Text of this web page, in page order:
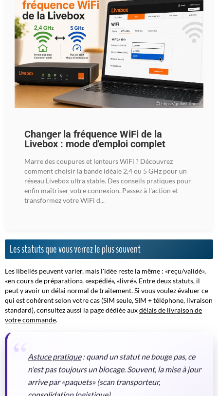
Changer la fréquence WiFi de la
Livebox : mode d'emploi complet
Marre des coupures et lenteurs WiFi ? Découvrez
comment choisir la bande idéale 2,4 ou 5 GHz pour un
réseau Livebox ultra stable. Des conseils pratiques pour
enfin maîtriser votre connexion. Passez à l'action et
transformez votre WiFi d...
Les statuts que vous verrez le plus souvent
Les libellés peuvent varier, mais l'idée reste la même : «reçu/validé»,
«en cours de préparation», «expédié», «livré». Entre deux statuts, il
peut y avoir un délai normal de traitement. Si vous voulez évaluer ce
qui est cohérent selon votre cas (SIM seule, SIM + téléphone, livraison
standard), consultez aussi la page dédiée auxdélais de livraison de
votre commande.
Astuce pratique: quand un statut ne bouge pas, ce
n'est pas toujours un blocage. Souvent, la mise à jour
arrive par «paquets» (scan transporteur,